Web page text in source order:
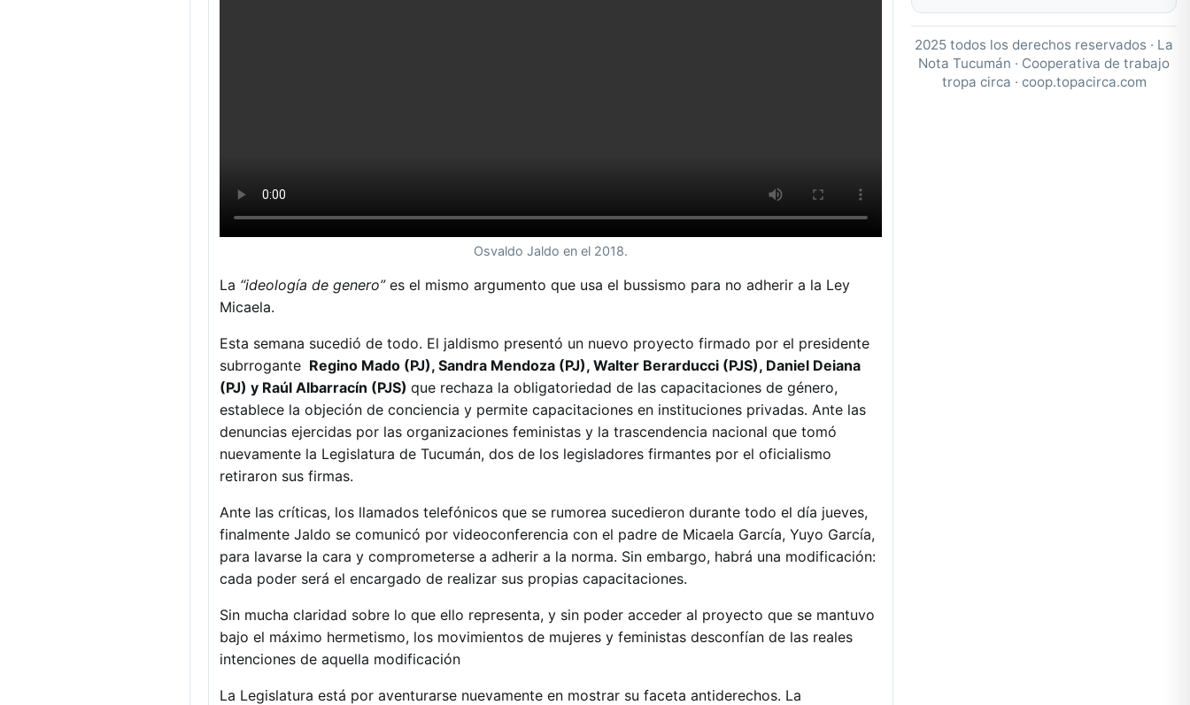
Osvaldo Jaldo en el 2018.
La “ideología de genero”es el mismo argumento que usa el bussismo para no adherir a la Ley
Micaela.
Esta semana sucedió de todo. El jaldismo presentó un nuevo proyecto firmado por el presidente
subrrogante Regino Mado (PJ), Sandra Mendoza (PJ), Walter Berarducci (PJS), Daniel Deiana
(PJ) y Raúl Albarracín (PJS) que rechaza la obligatoriedad de las capacitaciones de género,
establece la objeción de conciencia y permite capacitaciones en instituciones privadas. Ante las
denuncias ejercidas por las organizaciones feministas y la trascendencia nacional que tomó
nuevamente la Legislatura de Tucumán, dos de los legisladores firmantes por el oficialismo
retiraron sus firmas.
Ante las críticas, los llamados telefónicos que se rumorea sucedieron durante todo el día jueves,
finalmente Jaldo se comunicó por videoconferencia con el padre de Micaela García, Yuyo García,
para lavarse la cara y comprometerse a adherir a la norma. Sin embargo, habrá una modificación:
cada poder será el encargado de realizar sus propias capacitaciones.
Sin mucha claridad sobre lo que ello representa, y sin poder acceder al proyecto que se mantuvo
bajo el máximo hermetismo, los movimientos de mujeres y feministas desconfían de las reales
intenciones de aquella modificación
La Legislatura está por aventurarse nuevamente en mostrar su faceta antiderechos. La
2025 todos los derechos reservados · La
Nota Tucumán · Cooperativa de trabajo
tropa circa · coop.topacirca.com